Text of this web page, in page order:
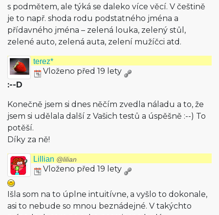
s podmětem, ale týká se daleko více věcí. V češtině
je to např. shoda rodu podstatného jména a
přídavného jména – zelená louka, zelený stůl,
zelené auto, zelená auta, zelení mužíčci atd.
terez*
Vloženo před 19 lety
:--D
Konečně jsem si dnes něčím zvedla náladu a to, že
jsem si udělala další z Vašich testů a úspěšně :--) To
potěší.
Díky za ně!
Lillian @lilian
Vloženo před 19 lety
Išla som na to úplne intuitívne, a vyšlo to dokonale,
asi to nebude so mnou beznádejné. V takýchto